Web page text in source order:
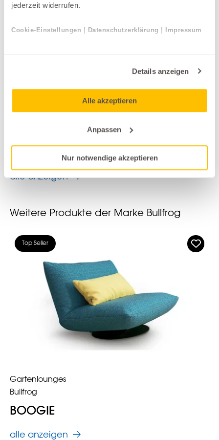
jederzeit widerrufen.
Cookie-Einstellungen | Datenschutzerklärung | Impressum
Details anzeigen
Alle akzeptieren
Anpassen
Nur notwendige akzeptieren
alle anzeigen
MICRO CLAY Outdoor
Weitere Produkte der Marke Bullfrog
alle anzeigen
Top Seller
Gartenlounges
Bullfrog
BOOGIE